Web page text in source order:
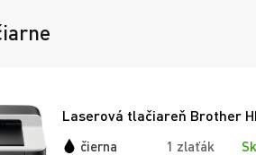
Laserová tlačiareň Brother
čierna 1 zlaťák